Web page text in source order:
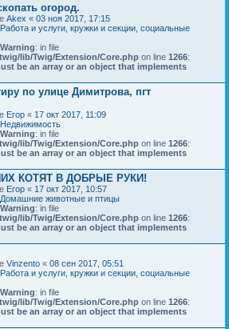
огород.
Akex « 03 ноя 2017, 17:15
Работа и услуги, кружки и секции, социальные
: in file
lib/Twig/Extension/Core.php on line 1266:
be an array or an object that implements
по улице Димитрова, пгт
Егор « 17 окт 2017, 11:09
Недвижимость
: in file
lib/Twig/Extension/Core.php on line 1266:
be an array or an object that implements
КОТЯТ В ДОБРЫЕ РУКИ!
Егор « 17 окт 2017, 10:57
Домашние животные и птицы
: in file
lib/Twig/Extension/Core.php on line 1266:
be an array or an object that implements
Vinzento « 08 сен 2017, 05:51
Работа и услуги, кружки и секции, социальные
: in file
lib/Twig/Extension/Core.php on line 1266:
be an array or an object that implements